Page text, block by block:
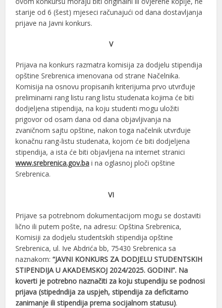
starije od 6 (šest) mjeseci računajući od dana dostavljanja
prijave na Javni konkurs.
V
Prijava na konkurs razmatra komisija za dodjelu stipendija
opštine Srebrenica imenovana od strane Načelnika.
Komisija na osnovu propisanih kriterijuma prvo utvrđuje
preliminarni rang listu rang listu studenata kojima će biti
dodjeljena stipendija, na koju studenti mogu uložiti
prigovor od osam dana od dana objavljivanja na
zvaničnom sajtu opštine, nakon toga načelnik utvrđuje
konačnu rang-listu studenata, kojom će biti dodjeljena
stipendija, a ista će biti objavljena na internet stranici
www.srebrenica.gov.ba i na oglasnoj ploči opštine
Srebrenica.
VI
Prijave sa potrebnom dokumentacijom mogu se dostaviti
lično ili putem pošte, na adresu: Opština Srebrenica,
Komisiji za dodjelu studentskih stipendija opštine
Srebrenica, ul. Ive Abdrića bb, 75430 Srebrenica sa
naznakom:“JAVNI KONKURS ZA DODJELU STUDENTSKIH
STIPENDIJA U AKADEMSKOJ 2024/2025. GODINI”. Na
koverti je potrebno naznačiti za koju stupendiju se podnosi
prijava (stipedndija za uspjeh, stipendija za deficitarno
zanimanje ili stipendija prema socijalnom statusu).